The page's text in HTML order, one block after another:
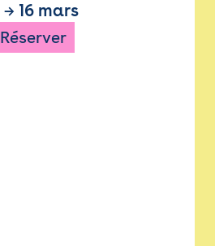
→ 16 mars
Réserver